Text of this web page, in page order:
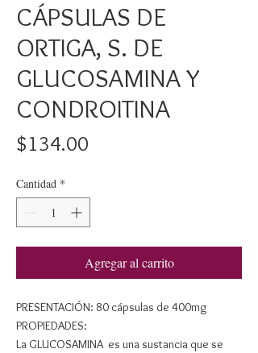
CÁPSULAS DE
ORTIGA, S. DE
GLUCOSAMINA Y
CONDROITINA
$134.00
Cantidad *
Agregar al carrito
PRESENTACIÓN: 80 cápsulas de 400mg
PROPIEDADES:
La GLUCOSAMINA es una sustancia que se